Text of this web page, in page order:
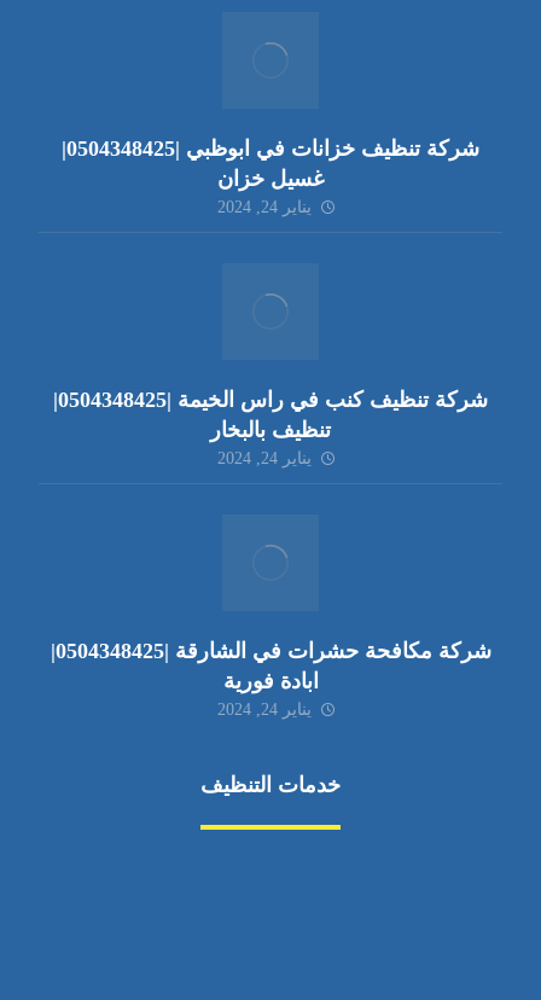
شركة تنظيف خزانات في ابوظبي |0504348425|
غسيل خزان
يناير 24, 2024
شركة تنظيف كنب في راس الخيمة |0504348425|
تنظيف بالبخار
يناير 24, 2024
شركة مكافحة حشرات في الشارقة |0504348425|
ابادة فورية
يناير 24, 2024
خدمات التنظيف